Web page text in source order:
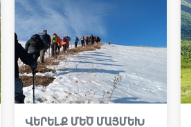
ՎԵՐԵԼՔ ՄԵԾ ՄԱՅՄԵԽ